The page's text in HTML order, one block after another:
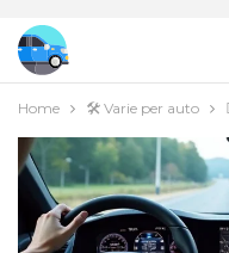
Home 🛠️ Varie per auto